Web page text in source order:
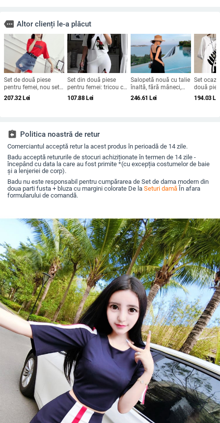
more Altor clienți le-a plăcut
Set de două piese
pentru femei, nou set
de vară format din
tricou cu mânecă
și la modă
207.32Lei
Set din două piese
pentru femei: tricou cu
mânecă scurtă,
pantaloni scurți cu
107.88Lei
Salopetă nouă cu talie
înaltă, fără mâneci,
2025, salopetă cu talie
înaltă pentru femei,
246.61 Lei
Set
două
femei,
decolteu
194.03Lei
assignment_return Politica noastră de retur
Comerciantul acceptă retur la acest produs în perioadă de 14 zile.
Badu acceptă retururile de stocuri achiziționate în termen de 14 zile -
începând cu data la care au fost primite *(cu excepția costumelor de baie
și a lenjeriei de corp).
Badu nu este responsabil pentru cumpărarea de Set de dama modern din
doua parti fusta + bluza cu margini colorate De la Seturi damă În afara
formularului de comandă.